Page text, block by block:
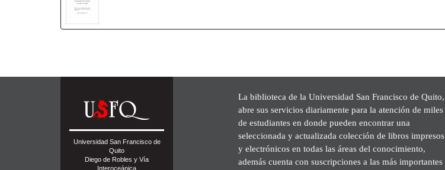
Universidad San Francisco de
Quito
Diego de Robles y Vía
Interoceánica
La biblioteca de la Universidad San Francisco de Quito,
abre sus servicios diariamente para la atención de miles
de estudiantes en donde pueden encontrar una
seleccionada y actualizada colección de libros impresos
y electrónicos en todas las áreas del conocimiento,
además cuenta con suscripciones a las más importantes